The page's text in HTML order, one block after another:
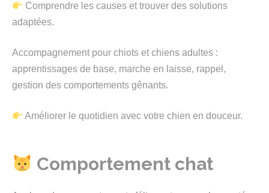
Comprendre les causes et trouver des solutions
adaptées.
Accompagnement pour chiots et chiens adultes :
apprentissages de base, marche en laisse, rappel,
gestion des comportements gênants.
Améliorer le quotidien avec votre chien en douceur.
Comportement chat